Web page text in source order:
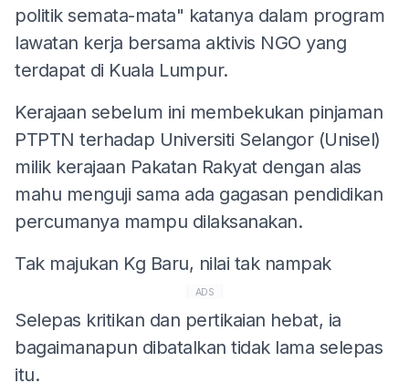
politik semata-mata" katanya dalam program
lawatan kerja bersama aktivis NGO yang
terdapat di Kuala Lumpur.
Kerajaan sebelum ini membekukan pinjaman
PTPTN terhadap Universiti Selangor (Unisel)
milik kerajaan Pakatan Rakyat dengan alas
mahu menguji sama ada gagasan pendidikan
percumanya mampu dilaksanakan.
Tak majukan Kg Baru, nilai tak nampak
ADS
Selepas kritikan dan pertikaian hebat, ia
bagaimanapun dibatalkan tidak lama selepas
itu.